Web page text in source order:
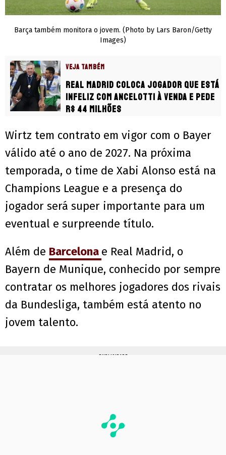
Barça também monitora o jovem. (Photo by Lars Baron/Getty
Images)
VEJA TAMBÉM
Real Madrid coloca jogador que está
infeliz com Ancelotti à venda e pede
R$ 44 milhões
Wirtz tem contrato em vigor com o Bayer
válido até o ano de 2027. Na próxima
temporada, o time de Xabi Alonso está na
Champions League e a presença do
jogador será super importante para um
eventual e surpreende título.
Além de Barcelona e Real Madrid, o
Bayern de Munique, conhecido por sempre
contratar os melhores jogadores dos rivais
da Bundesliga, também está atento no
jovem talento.
PUBLICIDADE